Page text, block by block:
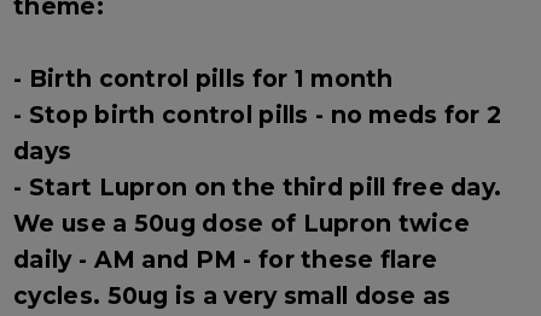
theme:
- Birth control pills for 1 month
- Stop birth control pills - no meds for 2
days
- Start Lupron on the third pill free day.
We use a 50ug dose of Lupron twice
daily - AM and PM - for these flare
cycles. 50ug is a very small dose as